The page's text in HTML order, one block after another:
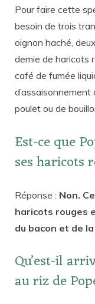
Pour faire cette
besoin de trois
oignon haché,
demie de haricots
café de fumée
poulet ou de
Est-ce que
ses haricots
Réponse : Non.
haricots rouges
du bacon et de
Qu’est-il
au riz de